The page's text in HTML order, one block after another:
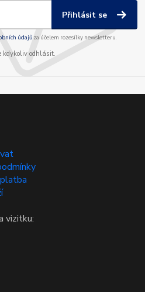
Přihlásit se
údajůza účelem rozesílky newsletteru.
kdykoliv odhlásit.
vizitku: